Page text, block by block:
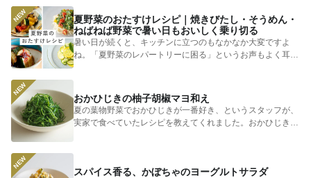
夏野菜のおたすけレシピ｜焼きびたし・そうめん・
ねばねば野菜で暑い日もおいしく乗り切る
暑い日が続くと、キッチンに立つのもなかなか大変ですよ
ね。「夏野菜のレパートリーに困る」というお声もよく耳に
します。 そ...
おかひじきの柚子胡椒マヨ和え
夏の葉物野菜でおかひじきが一番好き、というスタッフが、
実家で食べていたレシピを教えてくれました。おかひじきの
スパイス香る、かぼちゃのヨーグルトサラダ